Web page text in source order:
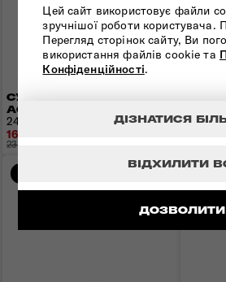
Цей сайт використовує файли
зручнішої роботи
Перегляд сторінок сайту, Ви
використання файлів cookie та
Конфіденційності.
ДОЗВОЛИТИ
ВІДХИЛИТИ
ДІЗНАТИСЯ
СУМКА ЧЕРЕЗ ПЛЕЧЕ
AGENT
24х18х9,5 см | 0,69 кг | 4,1 л
16 793 грн
23 990 грн
Порівняти